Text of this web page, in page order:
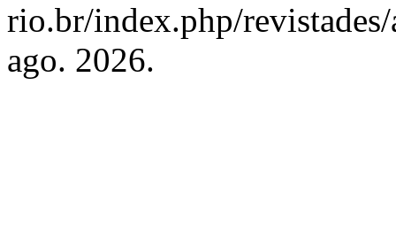
rio.br/index.php/
ago. 2026.